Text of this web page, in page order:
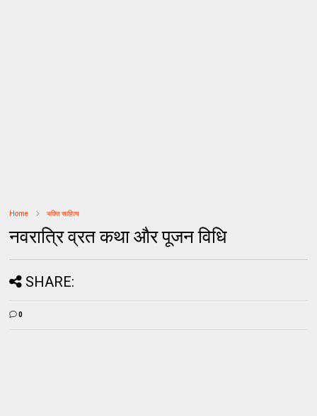
Home भक्ति साहित्य
नवरात्रि व्रत कथा और पूजन विधि
SHARE:
0